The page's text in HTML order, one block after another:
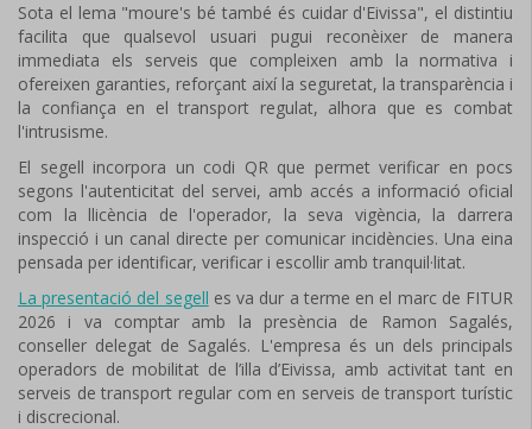
Sota el lema "moure's bé també és cuidar d'Eivissa", el distintiu
facilita que qualsevol usuari pugui reconèixer de manera
immediata els serveis que compleixen amb la normativa i
ofereixen garanties, reforçant així la seguretat, la transparència i
la confiança en el transport regulat, alhora que es combat
l'intrusisme.
El segell incorpora un codi QR que permet verificar en pocs
segons l'autenticitat del servei, amb accés a informació oficial
com la llicència de l'operador, la seva vigència, la darrera
inspecció i un canal directe per comunicar incidències. Una eina
pensada per identificar, verificar i escollir amb tranquil·litat.
La presentació del segell es va dur a terme en el marc de FITUR
2026 i va comptar amb la presència de Ramon Sagalés,
conseller delegat de Sagalés. L'empresa és un dels principals
operadors de mobilitat de l’illa d’Eivissa, amb activitat tant en
serveis de transport regular com en serveis de transport turístic
i discrecional.